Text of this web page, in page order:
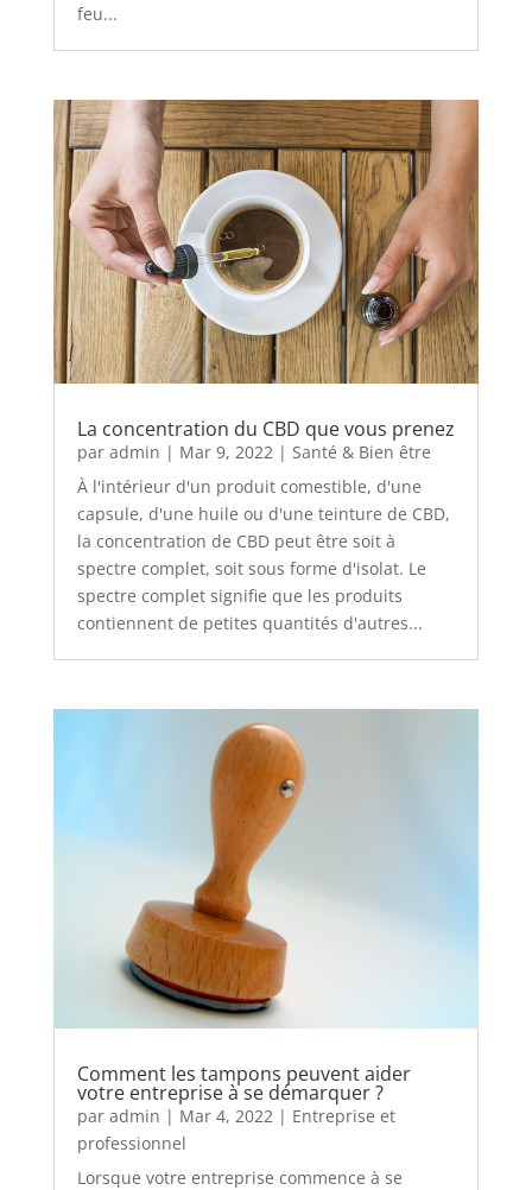
feu...
La concentration du CBD que vous prenez
par admin | Mar 9, 2022| Santé & Bien être
À l'intérieur d'un produit comestible, d'une
capsule, d'une huile ou d'une teinture de CBD,
la concentration de CBD peut être soit à
spectre complet, soit sous forme d'isolat. Le
spectre complet signifie que les produits
contiennent de petites quantités d'autres...
Comment les tampons peuvent aider
votre entreprise à se démarquer ?
par admin | Mar 4, 2022| Entreprise et
professionnel
Lorsque votre entreprise commence à se